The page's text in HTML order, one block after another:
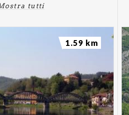
tutti
1.59 km